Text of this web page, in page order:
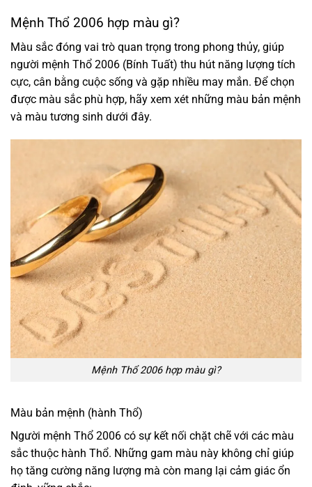
Mệnh Thổ 2006 hợp màu gì?
Màu sắc đóng vai trò quan trọng trong phong thủy, giúp
người mệnh Thổ 2006 (Bính Tuất) thu hút năng lượng tích
cực, cân bằng cuộc sống và gặp nhiều may mắn. Để chọn
được màu sắc phù hợp, hãy xem xét những màu bản mệnh
và màu tương sinh dưới đây.
Mệnh Thổ 2006 hợp màu gì?
Màu bản mệnh (hành Thổ)
Người mệnh Thổ 2006 có sự kết nối chặt chẽ với các màu
sắc thuộc hành Thổ. Những gam màu này không chỉ giúp
họ tăng cường năng lượng mà còn mang lại cảm giác ổn